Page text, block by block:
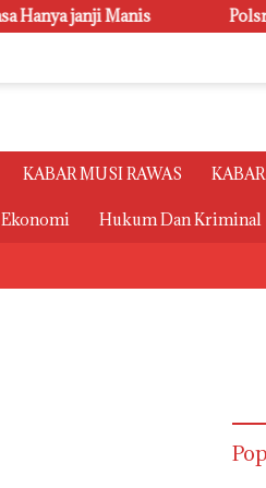
Polsri Juara Umum
KABAR MUSI RAWAS
Ekonomi Hukum Dan Kriminal